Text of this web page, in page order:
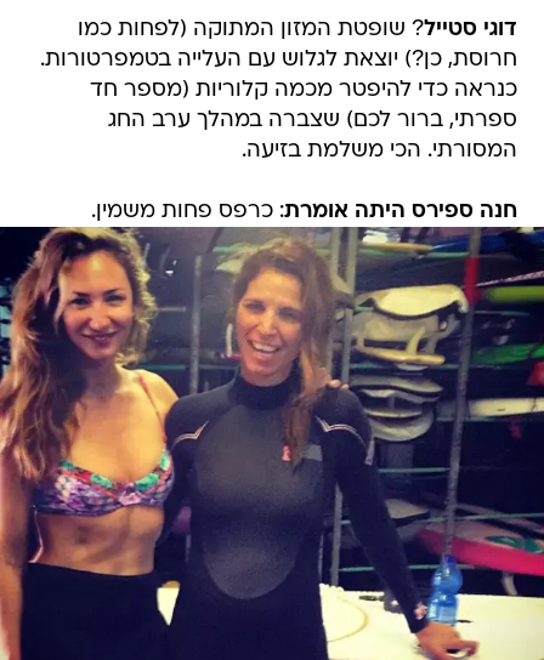
דוגי סטייל? שופטת המזון המתוקה (לפחות כמו
חרוסת, כן?) יוצאת לגלוש עם העלייה בטמפרטורות.
כנראה כדי להיפטר מכמה קלוריות (מספר חד
ספרתי, ברור לכם) שצברה במהלך ערב החג
המסורתי. הכי משלמת בזיעה.
חנה ספירס היתה אומרת: כרפס פחות משמין.